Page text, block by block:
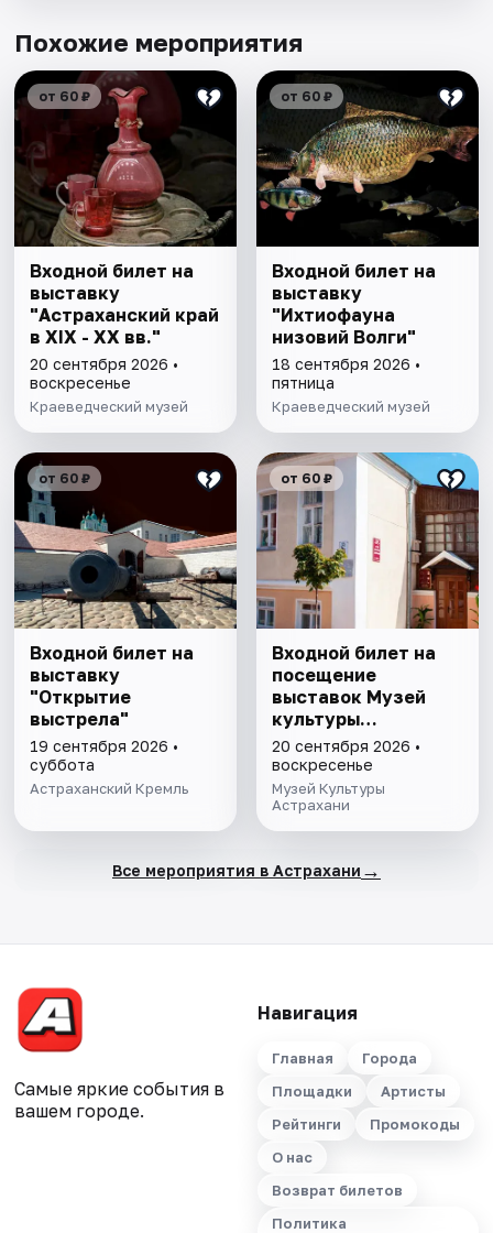
Похожие мероприятия
от 60 ₽
Входной билет на
выставку
"Астраханский край
в XIX - XX вв."
20 сентября 2026 •
воскресенье
Краеведческий музей
от 60 ₽
Входной билет на
выставку
"Ихтиофауна
низовий Волги"
18 сентября 2026 •
пятница
Краеведческий музей
от 60 ₽
Входной билет на
выставку
"Открытие
выстрела"
19 сентября 2026 •
суббота
Астраханский Кремль
от 60 ₽
Входной билет на
посещение
выставок Музей
культуры
Астрахани
20 сентября 2026 •
воскресенье
Музей Культуры
Астрахани
Все мероприятия в Астрахани →
Самые яркие события в
вашем городе.
Навигация
Главная
Города
Площадки
Артисты
Рейтинги
Промокоды
О нас
Возврат билетов
Политика